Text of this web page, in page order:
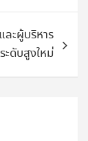
ละผู้บริหาร
ระดับสูงใหม่